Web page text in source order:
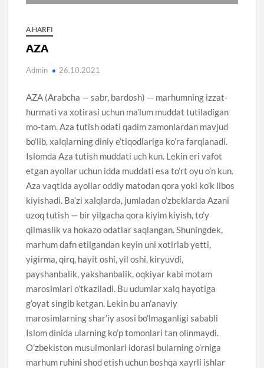
A HARFI
AZA
Admin 26.10.2021
AZA (Arabcha — sabr, bardosh) — marhumning izzat-
hurmati va xotirasi uchun ma’lum muddat tutiladigan
mo-tam. Aza tutish odati qadim zamonlardan mavjud
bo’lib, xalqlarning diniy e’tiqodlariga ko’ra farqlanadi.
Islomda Aza tutish muddati uch kun. Lekin eri vafot
etgan ayollar uchun idda muddati esa to’rt oyu o’n kun.
Aza vaqtida ayollar oddiy matodan qora yoki ko’k libos
kiyishadi. Ba’zi xalqlarda, jumladan o’zbeklarda Azani
uzoq tutish — bir yilgacha qora kiyim kiyish, to’y
qilmaslik va hokazo odatlar saqlangan. Shuningdek,
marhum dafn etilgandan keyin uni xotirlab yetti,
yigirma, qirq, hayit oshi, yil oshi, kiryuvdi,
payshanbalik, yakshanbalik, oqkiyar kabi motam
marosimlari o’tkaziladi. Bu udumlar xalq hayotiga
g’oyat singib ketgan. Lekin bu an’anaviy
marosimlarning shar’iy asosi bo’lmaganligi sababli
Islom dinida ularning ko’p tomonlari tan olinmaydi.
O’zbekiston musulmonlari idorasi bularning o’rniga
marhum ruhini shod etish uchun boshqa xayrli ishlar